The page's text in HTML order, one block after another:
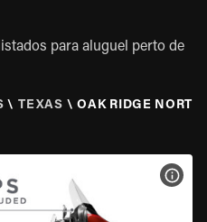
para aluguel perto de
\ TEXAS \ OAK RIDGE
VER